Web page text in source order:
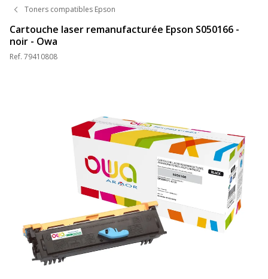
Toners compatibles Epson
Cartouche laser remanufacturée Epson S050166 -
noir - Owa
Ref. 79410808